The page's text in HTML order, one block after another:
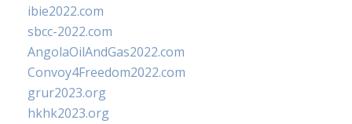
ibie2022.com
sbcc-2022.com
AngolaOilAndGas2022.com
Convoy4Freedom2022.com
grur2023.org
hkhk2023.org